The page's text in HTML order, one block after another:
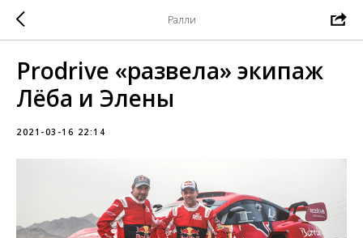
Ралли
Prodrive «развела» экипаж
Лёба и Элены
2021-03-16 22:14